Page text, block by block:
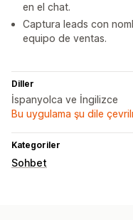
en el chat.
Captura leads con
equipo de ventas.
Diller
İspanyolca ve İngilizce
Bu uygulama şu dile
Kategoriler
Sohbet